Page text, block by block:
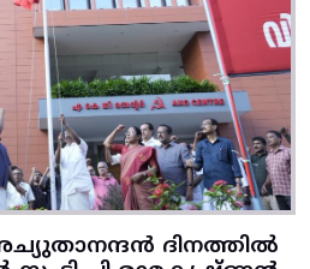
ദിനത്തിൽ